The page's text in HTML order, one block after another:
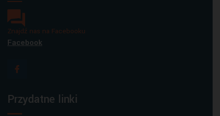
Znajdź nas na Facebooku
Facebook
Przydatne linki